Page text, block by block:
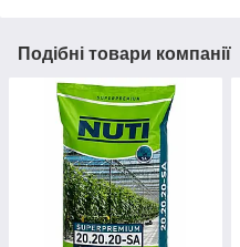
Подібні товари компанії